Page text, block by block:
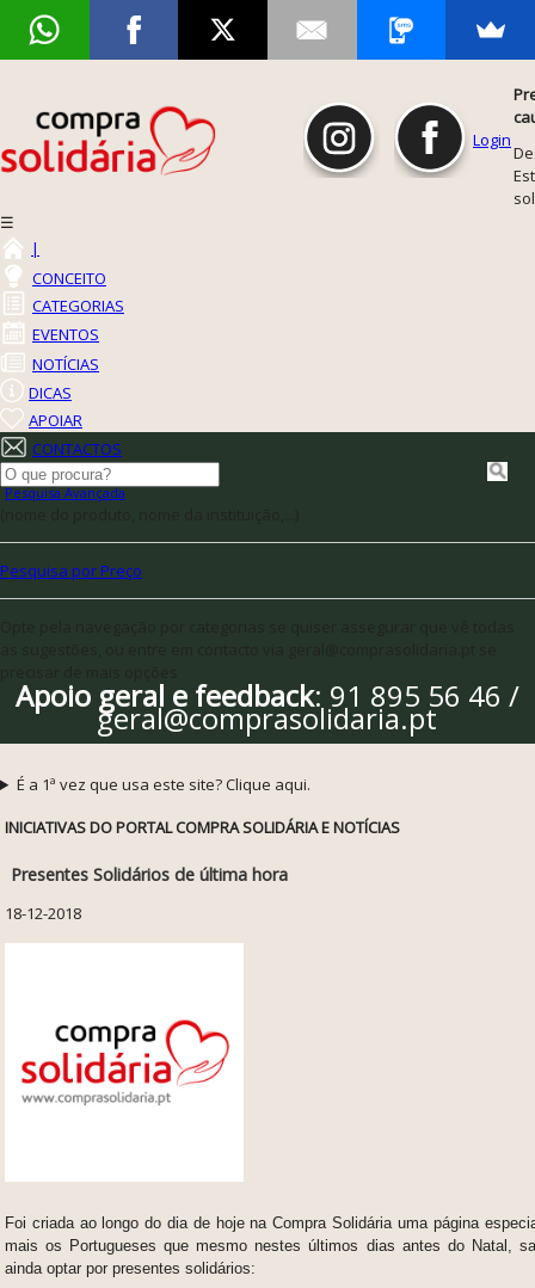
Login
☰
|
CONCEITO
CATEGORIAS
EVENTOS
NOTÍCIAS
DICAS
APOIAR
CONTACTOS
Pesquisa Avançada
Pesquisa por Preço
Apoio geral e feedback: 91 895 56 46 /
geral@comprasolidaria.pt
É a 1ª vez que usa este site? Clique aqui.
INICIATIVAS DO PORTAL COMPRA SOLIDÁRIA E NOTÍCIAS
Presentes Solidários de última hora
18-12-2018
Foi criada ao longo do dia de hoje na Compra Solidária uma página
mais os Portugueses que mesmo nestes últimos dias antes do Natal,
ainda optar por presentes solidários: